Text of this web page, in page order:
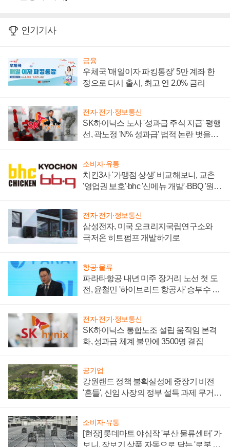
인기기사
금융
우체국 '매일이자 파킹통장' 5만 계좌 한
정으로 다시 출시, 최고 연 2.0% 금리
전자·전기·정보통신
SK하이닉스 노사 '성과급 주식 지급' 평행
선, 곽노정 'N% 성과급' 법적 논란 벗을지
소비자·유통
치킨3사 '가맹점 상생' 비교해보니, 교촌
'영업권 보호'·bhc '신메뉴 개발'·BBQ '원가
전자·전기·정보통신
삼성전자, 미국 오크리지국립연구소와
극저온 히트펌프 개발하기로
항공·물류
파라타항공 내년 미주 장거리 노선 첫 도
전, 윤철민 '하이브리드 항공사' 승부수 통
전자·전기·정보통신
SK하이닉스 통합노조 설립 움직임 본격
화, 성과급 체계 불만에 3500명 결집
공기업
강원랜드 정책 불확실성에 중장기 비전
'흔들', 신임 사장의 정부 설득 과제 무거워
소비자·유통
[현장] 롯데마트 야심작 '부산 물류센터' 가
보니, 장보기 상품 자동으로 담는 '로봇 40